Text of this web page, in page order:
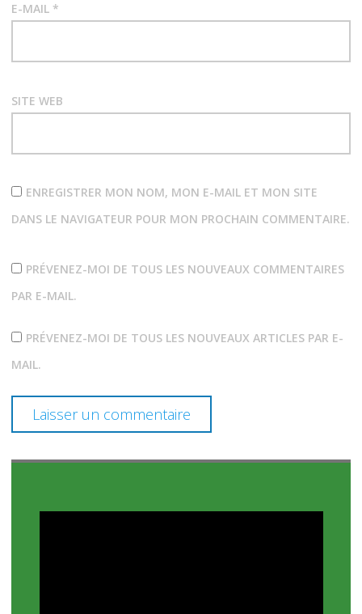
E-MAIL *
SITE WEB
ENREGISTRER MON NOM, MON E-MAIL ET MON SITE
DANS LE NAVIGATEUR POUR MON PROCHAIN COMMENTAIRE.
PRÉVENEZ-MOI DE TOUS LES NOUVEAUX COMMENTAIRES
PAR E-MAIL.
PRÉVENEZ-MOI DE TOUS LES NOUVEAUX ARTICLES PAR E-
MAIL.